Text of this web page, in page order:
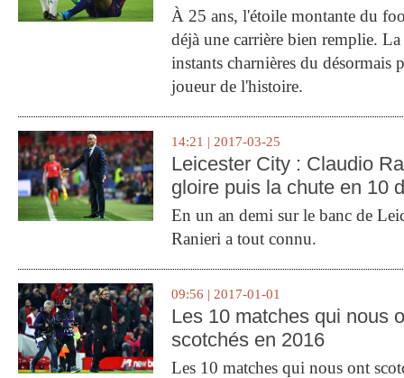
À 25 ans, l'étoile montante du
déjà une carrière bien remplie.
instants charnières du désormais
joueur de l'histoire.
14:21 | 2017-03-25
Leicester City : Claudio
gloire puis la chute en 10
En un an demi sur le banc de
Ranieri a tout connu.
09:56 | 2017-01-01
Les 10 matches qui nous
scotchés en 2016
Les 10 matches qui nous ont